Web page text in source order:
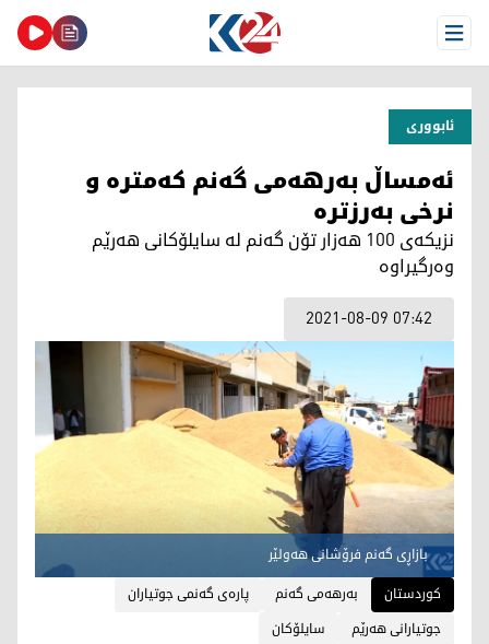
Open Menu
ئابووری
ئەمساڵ بەرهەمی گەنم کەمترە و
نرخی بەرزترە
نزیکەی 100 ھەزار تۆن گەنم لە سایلۆکانی ھەرێم
وەرگیراوە
2021-08-09 07:42
بازاڕی گەنم فرۆشانی هەولێر
کوردستان
بەرهەمی گەنم
پارەی گەنمی جوتیاران
جوتیارانی هەرێم
سایلۆکان